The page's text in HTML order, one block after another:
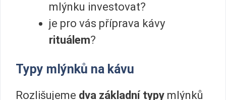
mlýnku investovat?
je pro vás příprava kávy
rituálem?
Typy mlýnků na kávu
Rozlišujeme dva základní typy mlýnků